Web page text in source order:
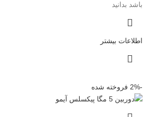
باشد بدانید
اطلاعات بیشتر
-2% فروخته شده